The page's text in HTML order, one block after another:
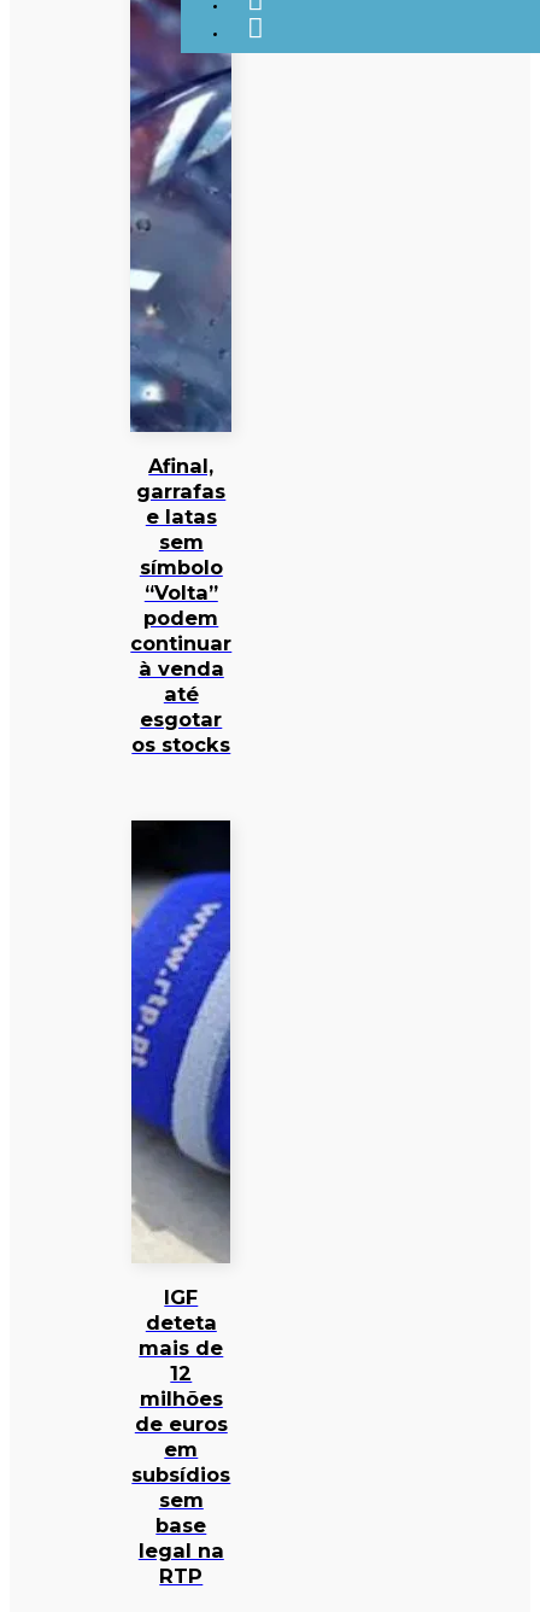
Afinal,
garrafas
e latas
sem
símbolo
“Volta”
podem
continuar
à venda
até
esgotar
os stocks
IGF
deteta
mais de
12
milhões
de euros
em
subsídios
sem
base
legal na
RTP